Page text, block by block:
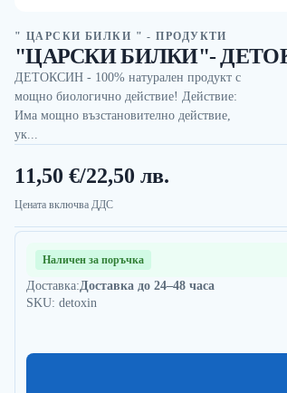
" ЦАРСКИ БИЛКИ " - ПРОДУКТИ
"ЦАРСКИ БИЛКИ"-
ДЕТОКСИН - 100% натурален продукт с
мощно биологично действие! Действие:
Има мощно възстановително действие,
ук...
11,50 €/22,50 лв.
Цената включва ДДС
Наличен за поръчка
Доставка:Доставка до 24–48 часа
SKU: detoxin